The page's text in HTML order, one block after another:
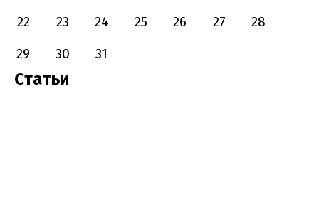
22
23 24 25 26 27
28
29
30 31
Статьи